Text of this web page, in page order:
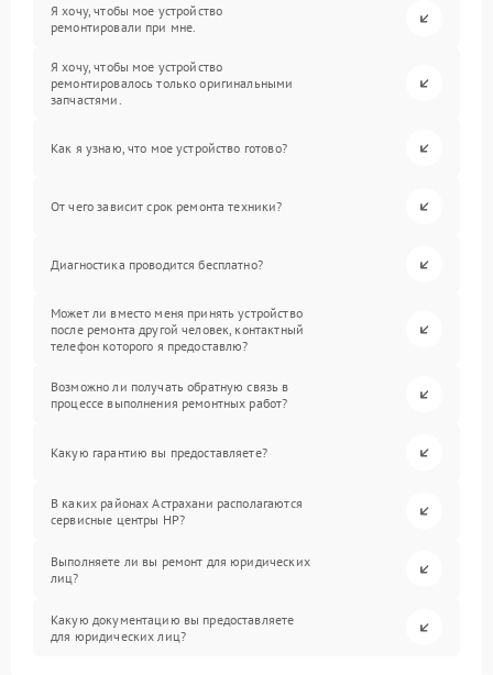
Я хочу, чтобы мое устройство
ремонтировали при мне.
Я хочу, чтобы мое устройство
ремонтировалось только оригинальными
запчастями.
Как я узнаю, что мое устройство готово?
От чего зависит срок ремонта техники?
Диагностика проводится бесплатно?
Может ли вместо меня принять устройство
после ремонта другой человек, контактный
телефон которого я предоставлю?
Возможно ли получать обратную связь в
процессе выполнения ремонтных работ?
Какую гарантию вы предоставляете?
В каких районах Астрахани располагаются
сервисные центры HP?
Выполняете ли вы ремонт для юридических
лиц?
Какую документацию вы предоставляете
для юридических лиц?